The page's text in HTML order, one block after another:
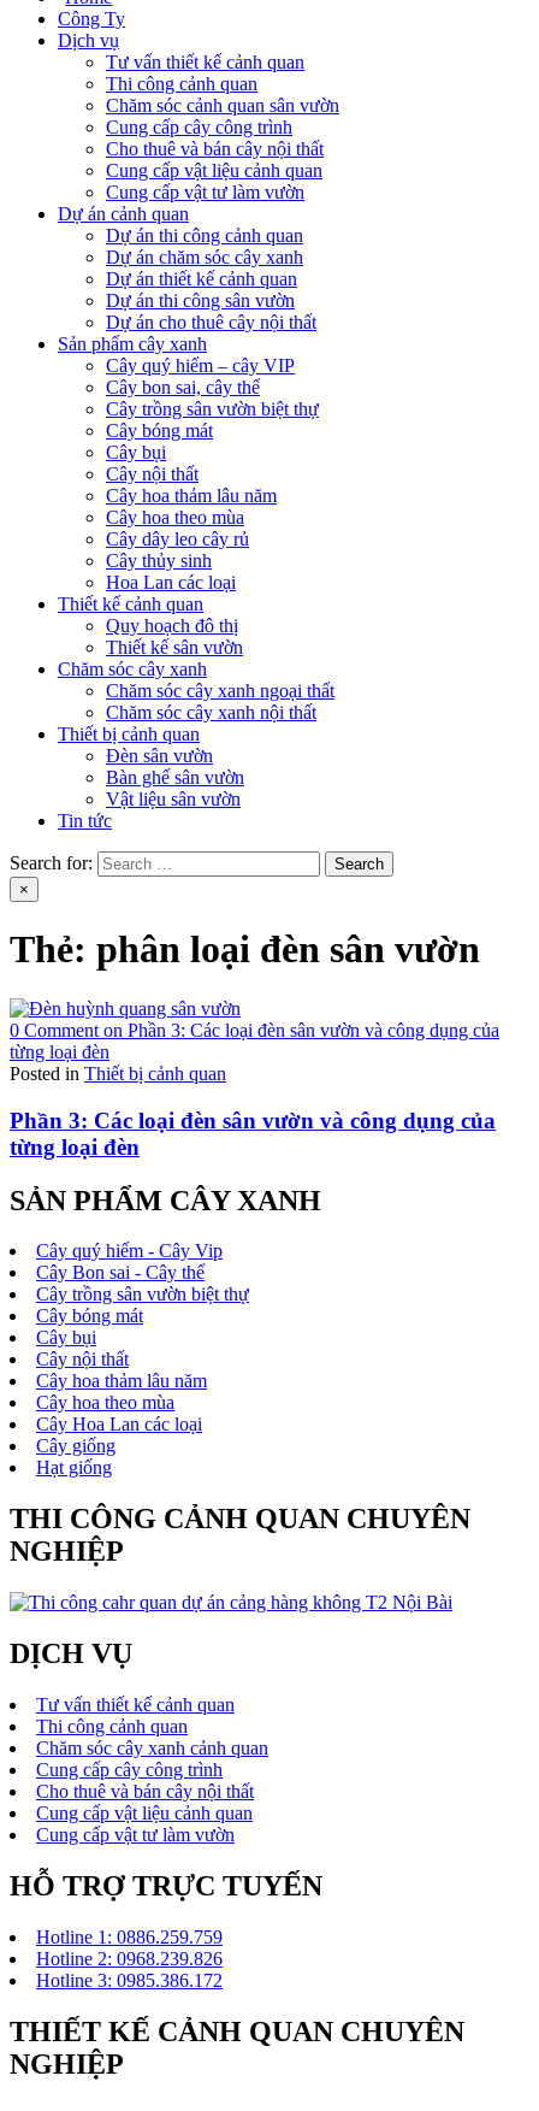
Công Ty
Dịch vụ
Tư vấn thiết kế cảnh quan
Thi công cảnh quan
Chăm sóc cảnh quan sân vườn
Cung cấp cây công trình
Cho thuê và bán cây nội thất
Cung cấp vật liệu cảnh quan
Cung cấp vật tư làm vườn
Dự án cảnh quan
Dự án thi công cảnh quan
Dự án chăm sóc cây xanh
Dự án thiết kế cảnh quan
Dự án thi công sân vườn
Dự án cho thuê cây nội thất
Sản phẩm cây xanh
Cây quý hiếm – cây VIP
Cây bon sai, cây thế
Cây trồng sân vườn biệt thự
Cây bóng mát
Cây bụi
Cây nội thất
Cây hoa thảm lâu năm
Cây hoa theo mùa
Cây dây leo cây rủ
Cây thủy sinh
Hoa Lan các loại
Thiết kế cảnh quan
Quy hoạch đô thị
Thiết kế sân vườn
Chăm sóc cây xanh
Chăm sóc cây xanh ngoại thất
Chăm sóc cây xanh nội thất
Thiết bị cảnh quan
Đèn sân vườn
Bàn ghế sân vườn
Vật liệu sân vườn
Tin tức
Search for:
×
Thẻ: phân loại đèn sân vườn
0 Comment on Phần 3: Các loại đèn sân vườn và công dụng của
từng loại đèn
Posted in Thiết bị cảnh quan
Phần 3: Các loại đèn sân vườn và công dụng của
từng loại đèn
SẢN PHẨM CÂY XANH
Cây quý hiếm - Cây Vip
Cây Bon sai - Cây thế
Cây trồng sân vườn biệt thự
Cây bóng mát
Cây bụi
Cây nội thất
Cây hoa thảm lâu năm
Cây hoa theo mùa
Cây Hoa Lan các loại
Cây giống
Hạt giống
THI CÔNG CẢNH QUAN CHUYÊN
NGHIỆP
DỊCH VỤ
Tư vấn thiết kế cảnh quan
Thi công cảnh quan
Chăm sóc cây xanh cảnh quan
Cung cấp cây công trình
Cho thuê và bán cây nội thất
Cung cấp vật liệu cảnh quan
Cung cấp vật tư làm vườn
HỖ TRỢ TRỰC TUYẾN
Hotline 1: 0886.259.759
Hotline 2: 0968.239.826
Hotline 3: 0985.386.172
THIẾT KẾ CẢNH QUAN CHUYÊN
NGHIỆP